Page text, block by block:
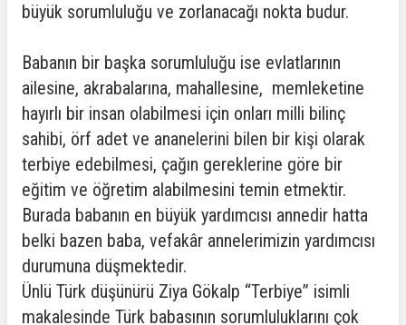
büyük sorumluluğu ve zorlanacağı nokta budur.
Babanın bir başka sorumluluğu ise evlatlarının
ailesine, akrabalarına, mahallesine, memleketine
hayırlı bir insan olabilmesi için onları milli bilinç
sahibi, örf adet ve ananelerini bilen bir kişi olarak
terbiye edebilmesi, çağın gereklerine göre bir
eğitim ve öğretim alabilmesini temin etmektir.
Burada babanın en büyük yardımcısı annedir hatta
belki bazen baba, vefakâr annelerimizin yardımcısı
durumuna düşmektedir.
Ünlü Türk düşünürü Ziya Gökalp “Terbiye” isimli
makalesinde Türk babasının sorumluluklarını çok